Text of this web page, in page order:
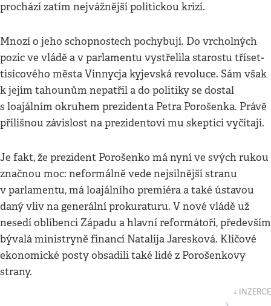
prochází zatím nejvážnější politickou krizí.
Mnozí o jeho schopnostech pochybují. Do vrcholných
pozic ve vládě a v parlamentu vystřelila starostu tříset-
tisícového města Vinnycja kyjevská revoluce. Sám však
k jejím tahounům nepatřil a do politiky se dostal
s loajálním okruhem prezidenta Petra Porošenka. Právě
přílišnou závislost na prezidentovi mu skeptici vyčítají.
Je fakt, že prezident Porošenko má nyní ve svých rukou
značnou moc: neformálně vede nejsilnější stranu
v parlamentu, má loajálního premiéra a také ústavou
daný vliv na generální prokuraturu. V nové vládě už
nesedí oblíbenci Západu a hlavní reformátoři, především
bývalá ministryně financí Natalija Jaresková. Klíčové
ekonomické posty obsadili také lidé z Porošenkovy
strany.
↓ INZERCE